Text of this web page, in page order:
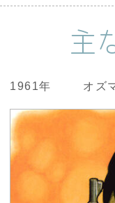
主
1961年 オズ